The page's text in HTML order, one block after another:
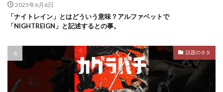
2025年6月6日
「ナイトレイン」とはどういう意味？アルファベットで
「NIGHTREIGN」と記述するとの事。
話題のネタ